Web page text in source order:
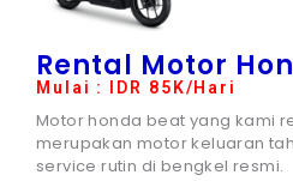
Rental Motor
Mulai : IDR 85K/Hari
Motor honda beat yang kami
merupakan motor keluaran
service rutin di bengkel resmi.